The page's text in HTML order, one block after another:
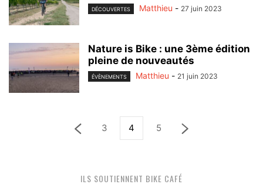
DÉCOUVERTES Matthieu - 27 juin 2023
Nature is Bike : une 3ème édition
pleine de nouveautés
ÉVÈNEMENTS Matthieu - 21 juin 2023
3 4 5